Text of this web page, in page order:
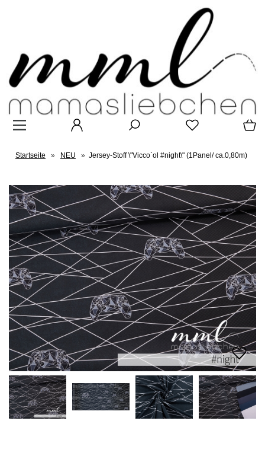
Startseite » NEU » Jersey-Stoff \"Vicco`ol #night\" (1Panel/ ca.0,80m)